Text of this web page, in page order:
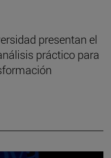
presentan el
práctico para